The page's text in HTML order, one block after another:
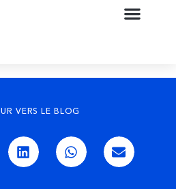
VERS LE BLOG